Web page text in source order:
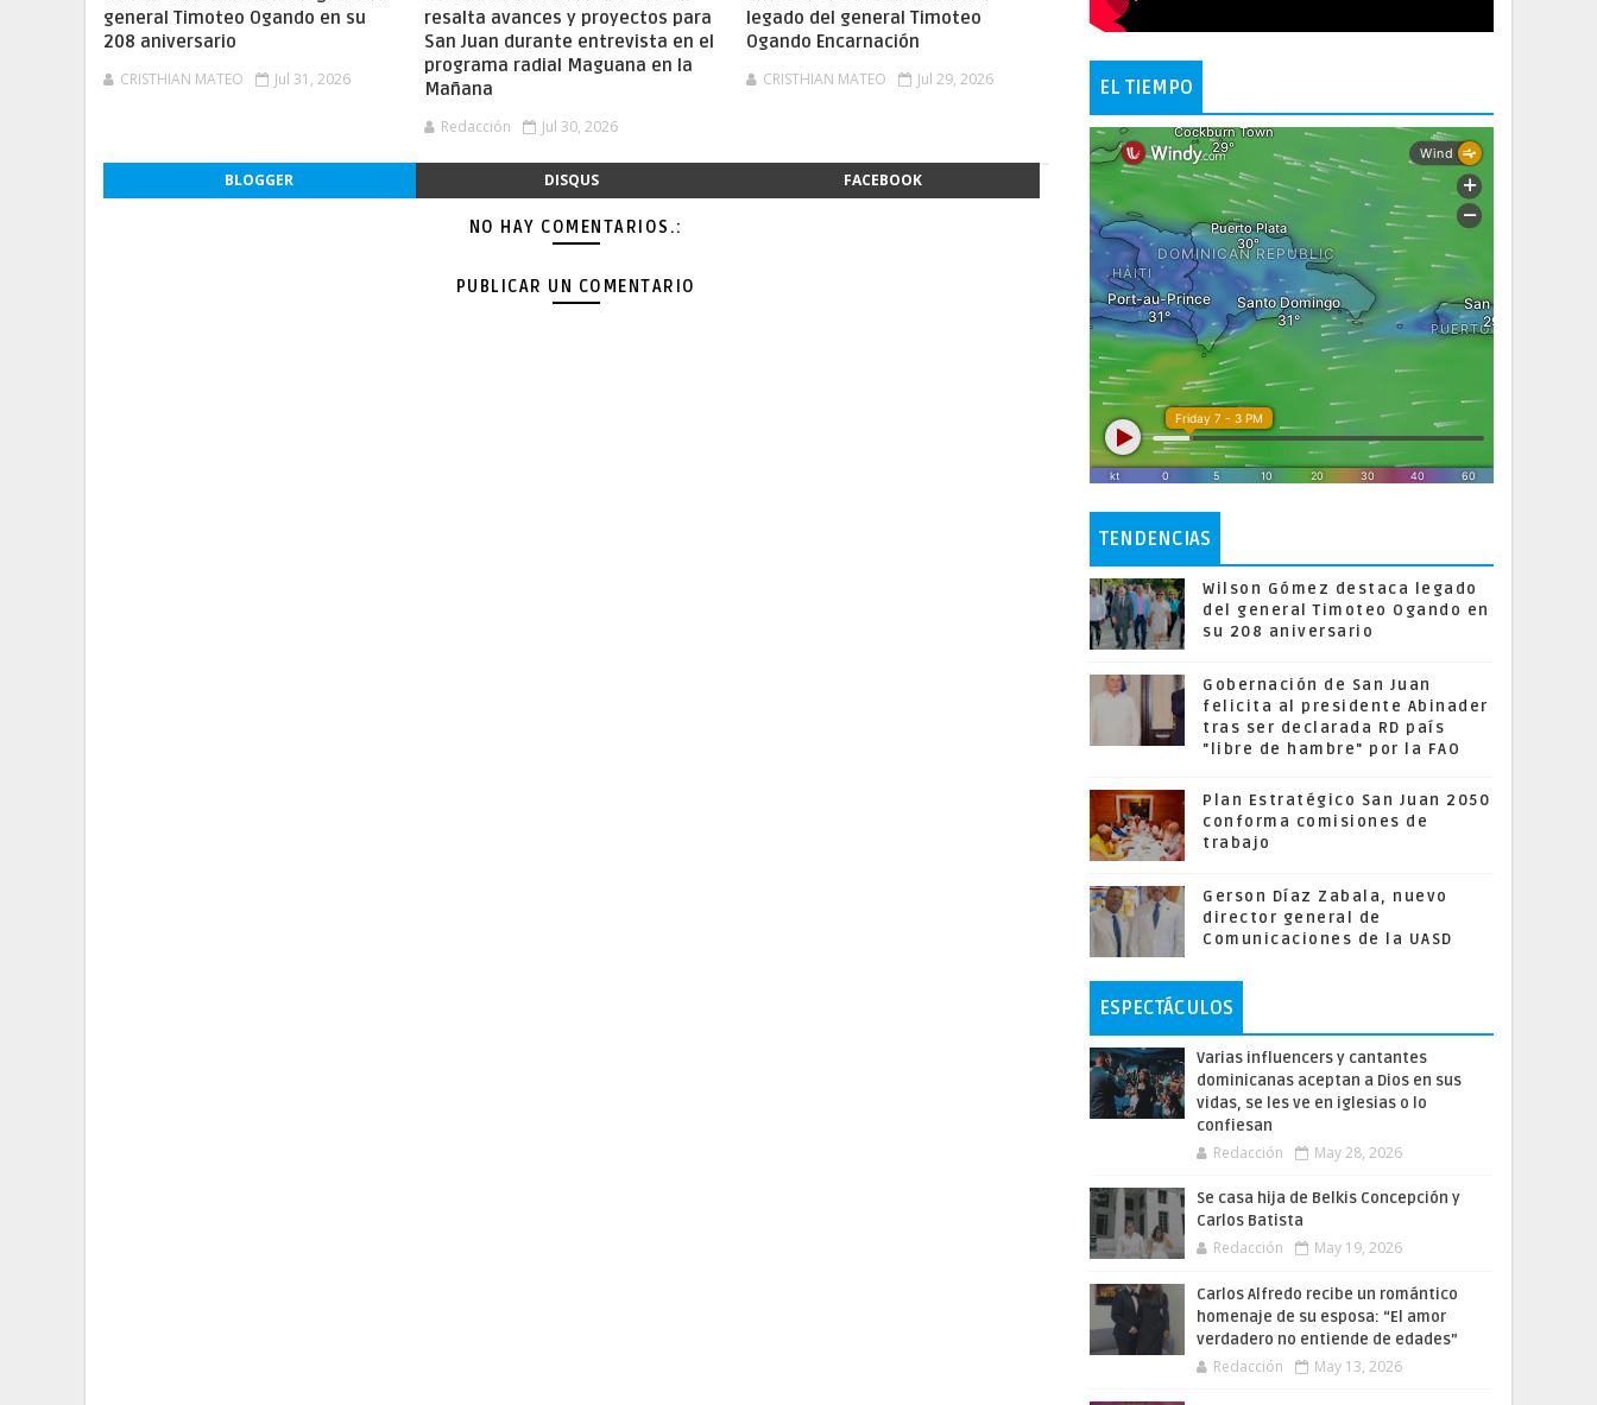
general Timoteo Ogando en su
208 aniversario
CRISTHIAN MATEO Jul 31, 2026
resalta avances y proyectos para
San Juan durante entrevista en el
programa radial Maguana en la
Mañana
Redacción Jul 30, 2026
legado del general Timoteo
Ogando Encarnación
CRISTHIAN MATEO Jul 29, 2026
BLOGGER DISQUS FACEBOOK
NO HAY COMENTARIOS.:
PUBLICAR UN COMENTARIO
EL TIEMPO
TENDENCIAS
Wilson Gómez destaca legado
del general Timoteo Ogando en
su 208 aniversario
Gobernación de San Juan
felicita al presidente Abinader
tras ser declarada RD país
"libre de hambre" por la FAO
Plan Estratégico San Juan 2050
conforma comisiones de
trabajo
Gerson Díaz Zabala, nuevo
director general de
Comunicaciones de la UASD
ESPECTÁCULOS
Varias influencers y cantantes
dominicanas aceptan a Dios en sus
vidas, se les ve en iglesias o lo
confiesan
Redacción May 28, 2026
Se casa hija de Belkis Concepción y
Carlos Batista
Redacción May 19, 2026
Carlos Alfredo recibe un romántico
homenaje de su esposa: “El amor
verdadero no entiende de edades”
Redacción May 13, 2026